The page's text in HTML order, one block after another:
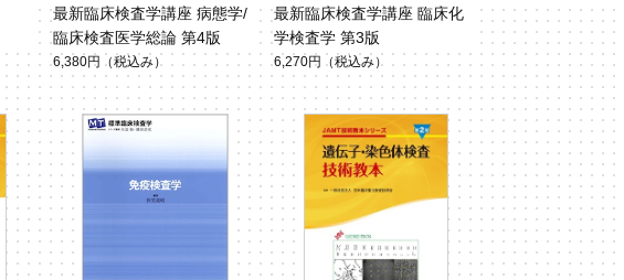
最新臨床検査学講座 病態学/
臨床検査医学総論 第4版
6,380円 （税込み）
最新臨床検査学講座 臨床化
学検査学 第3版
6,270円 （税込み）